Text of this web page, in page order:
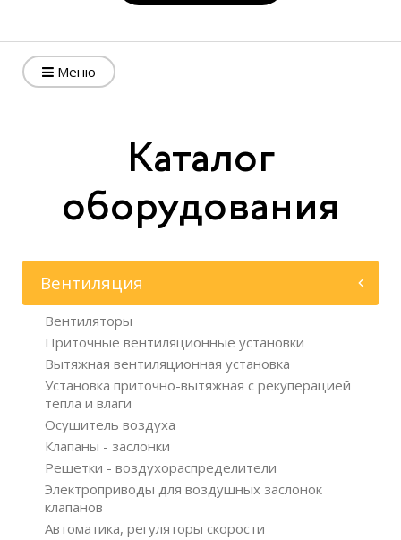
Меню
Каталог
оборудования
Вентиляция
Вентиляторы
Приточные вентиляционные установки
Вытяжная вентиляционная установка
Установка приточно-вытяжная с рекуперацией
тепла и влаги
Осушитель воздуха
Клапаны - заслонки
Решетки - воздухораспределители
Электроприводы для воздушных заслонок
клапанов
Автоматика, регуляторы скорости